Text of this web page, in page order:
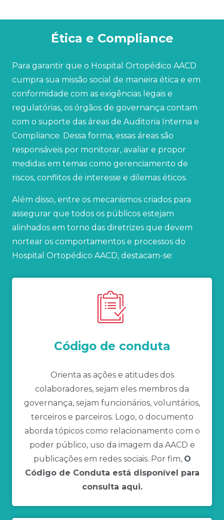
Ética e Compliance
Para garantir que o Hospital Ortopédico AACD
cumpra sua missão social de maneira ética e em
conformidade com as exigências legais e
regulatórias, os órgãos de governança contam
com o suporte das áreas de Auditoria Interna e
Compliance. Dessa forma, essas áreas são
responsáveis por monitorar, avaliar e propor
medidas em temas como gerenciamento de
riscos, conflitos de interesse e dilemas éticos.
Além disso, entre os mecanismos criados para
assegurar que todos os públicos estejam
alinhados em torno das diretrizes que devem
nortear os comportamentos e processos do
Hospital Ortopédico AACD, destacam-se:
Código de conduta
Orienta as ações e atitudes dos
colaboradores, sejam eles membros da
governança, sejam funcionários, voluntários,
terceiros e parceiros. Logo, o documento
aborda tópicos como relacionamento com o
poder público, uso da imagem da AACD e
publicações em redes sociais. Por fim, O
Código de Conduta está disponível para
consulta aqui.